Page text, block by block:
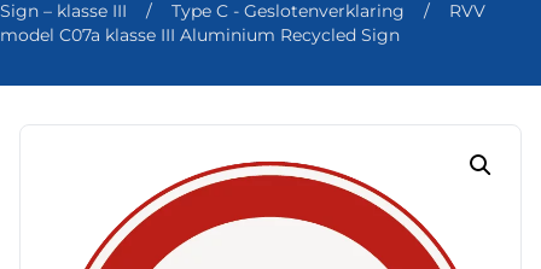
Sign – klasse III
/ Type C - Geslotenverklaring /
RVV
model C07a klasse III Aluminium Recycled Sign